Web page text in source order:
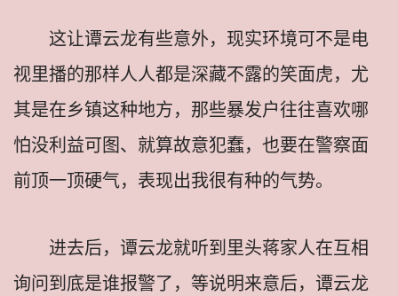
这让谭云龙有些意外，现实环境可不是电
视里播的那样人人都是深藏不露的笑面虎，尤
其是在乡镇这种地方，那些暴发户往往喜欢哪
怕没利益可图、就算故意犯蠢，也要在警察面
前顶一顶硬气，表现出我很有种的气势。
进去后，谭云龙就听到里头蒋家人在互相
询问到底是谁报警了，等说明来意后，谭云龙